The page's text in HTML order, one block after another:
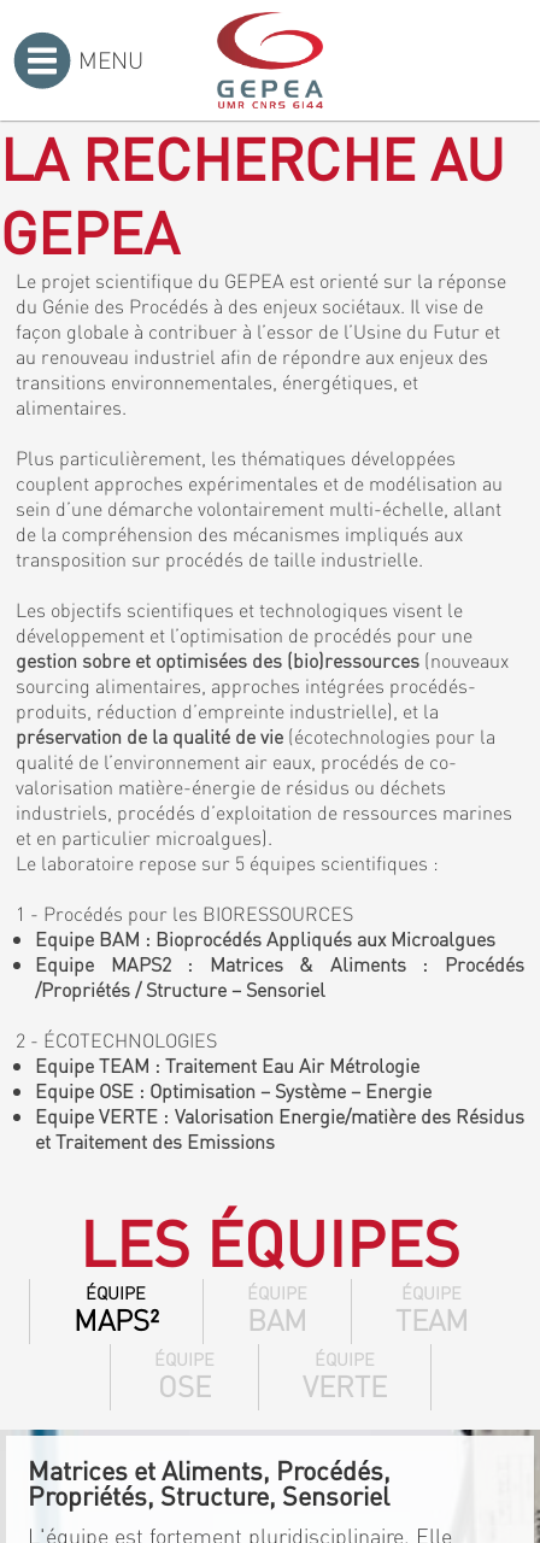
MENU
LA RECHERCHE AU
GEPEA
Le projet scientifique du GEPEA est orienté sur la réponse
du Génie des Procédés à des enjeux sociétaux. Il vise de
façon globale à contribuer à l’essor de l’Usine du Futur et
au renouveau industriel afin de répondre aux enjeux des
transitions environnementales, énergétiques, et
alimentaires.
Plus particulièrement, les thématiques développées
couplent approches expérimentales et de modélisation au
sein d’une démarche volontairement multi-échelle, allant
de la compréhension des mécanismes impliqués aux
transposition sur procédés de taille industrielle.
Les objectifs scientifiques et technologiques visent le
développement et l’optimisation de procédés pour une
gestion sobre et optimisées des (bio)ressources (nouveaux
sourcing alimentaires, approches intégrées procédés-
produits, réduction d’empreinte industrielle), et la
préservation de la qualité de vie (écotechnologies pour la
qualité de l’environnement air eaux, procédés de co-
valorisation matière-énergie de résidus ou déchets
industriels, procédés d’exploitation de ressources marines
et en particulier microalgues).
Le laboratoire repose sur 5 équipes scientifiques :
1 - Procédés pour les BIORESSOURCES
Equipe BAM : Bioprocédés Appliqués aux Microalgues
Equipe MAPS2 : Matrices & Aliments : Procédés
/Propriétés / Structure – Sensoriel
2 - ÉCOTECHNOLOGIES
Equipe TEAM : Traitement Eau Air Métrologie
Equipe OSE : Optimisation – Système – Energie
Equipe VERTE : Valorisation Energie/matière des Résidus
et Traitement des Emissions
LES ÉQUIPES
ÉQUIPE
MAPS²
ÉQUIPE
BAM
ÉQUIPE
TEAM
ÉQUIPE
OSE
ÉQUIPE
VERTE
Matrices et Aliments, Procédés,
Propriétés, Structure, Sensoriel
L'équipe est fortement pluridisciplinaire. Elle